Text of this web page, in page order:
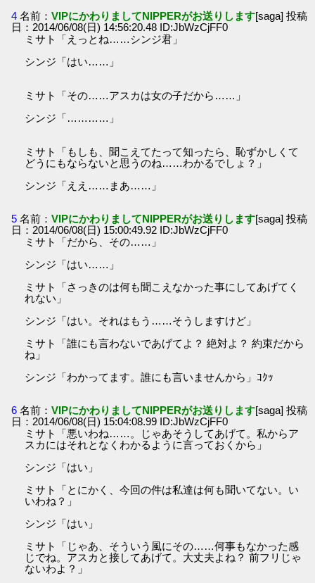
4 名前：VIPにかわりましてNIPPERがお送りします[saga] 投稿
日：2014/06/08(日) 14:56:20.48 ID:JbWzCjFF0
ミサト「えっとね……シンジ君」
シンジ「はい……」
ミサト「その……アスカは女の子だから……」
シンジ「…………」
ミサト「もしも、聞こえてたって知ったら、恥ずかしくて
どうにもならないと思うのね……わかるでしょ？」
シンジ「ええ……まあ……」
5 名前：VIPにかわりましてNIPPERがお送りします[saga] 投稿
日：2014/06/08(日) 15:00:49.92 ID:JbWzCjFF0
ミサト「だから、その……」
シンジ「はい……」
ミサト「さっきのは何も聞こえなかった事にしてあげてく
れない」
シンジ「はい。それはもう……そうしますけど」
ミサト「誰にも言わないであげてよ？ 絶対よ？ 約束だから
ね」
シンジ「わかってます。誰にも言いませんから」ｺｸｯ
6 名前：VIPにかわりましてNIPPERがお送りします[saga] 投稿
日：2014/06/08(日) 15:04:08.99 ID:JbWzCjFF0
ミサト「悪いわね……。じゃあそうしてあげて。私からア
スカにはそれとなくわかるように言っておくから」
シンジ「はい」
ミサト「とにかく、今回の件は私達は何も聞いてない。い
いわね？」
シンジ「はい」
ミサト「じゃあ、そういう風にその……何事もなかった感
じでね。アスカと接してあげて。大丈夫よね？ 前フリじゃ
ないわよ？」